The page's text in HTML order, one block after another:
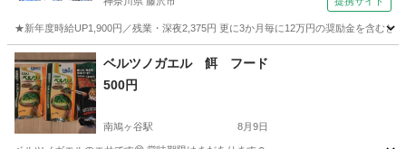
★新年度時給UP1,900円／残業・深夜2,375円 更に3か月毎に12万円の奨励金を含む
神奈川 藤沢市 その他
ベルツノガエル 餌 フード
500円
南鳩ヶ谷駅 8月9日